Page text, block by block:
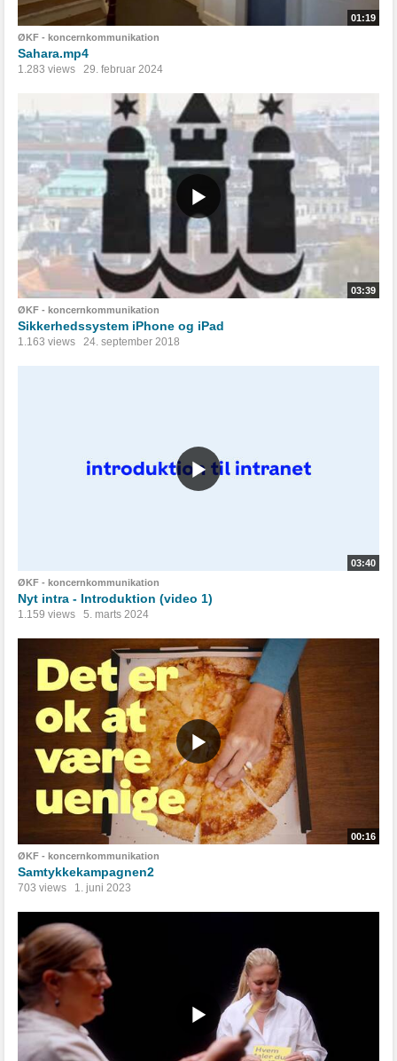
01:19
ØKF - koncernkommunikation
Sahara.mp4
1.283 views 29. februar 2024
03:39
ØKF - koncernkommunikation
Sikkerhedssystem iPhone og iPad
1.163 views 24. september 2018
03:40
ØKF - koncernkommunikation
Nyt intra - Introduktion (video 1)
1.159 views 5. marts 2024
00:16
ØKF - koncernkommunikation
Samtykkekampagnen2
703 views 1. juni 2023